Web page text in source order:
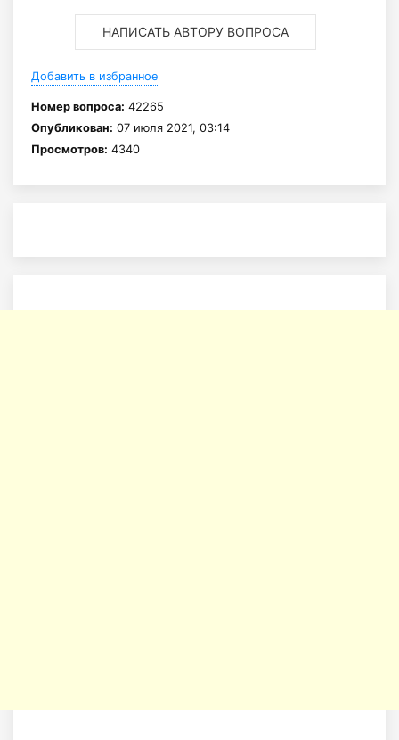
НАПИСАТЬ АВТОРУ ВОПРОСА
Добавить в избранное
Номер вопроса: 42265
Опубликован: 07 июля 2021, 03:14
Просмотров: 4340